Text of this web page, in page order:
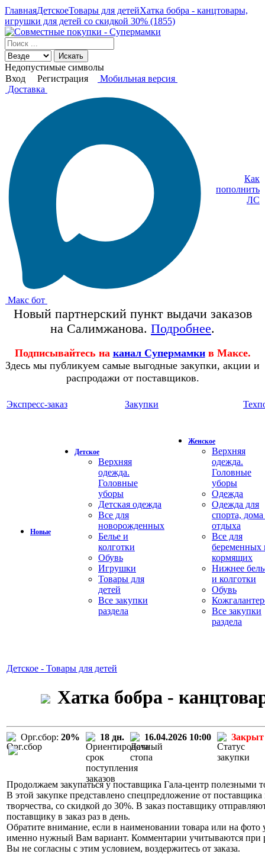
ГлавнаяДетскоеТовары для детейХатка бобра - канцтовары,
игрушки для детей со скидкой 30% (1855)
Искать
Недопустимые символы
Вход
Регистрация
Мобильная версия
Доставка
Макс бот
Как
пополнить
ЛС
Новый партнерский пункт выдачи заказов
на Салимжанова. Подробнее.
Подписывайтесь на канал Супермамки в Максе.
Здесь мы публикуем самые выгодные закупки, акции и
распродажи от поставщиков.
Экспресс-заказ Закупки
Новые
Детское
Верхняя
одежда.
Головные
уборы
Детская одежда
Все для
новорожденных
Белье и
колготки
Обувь
Игрушки
Товары для
детей
Все закупки
раздела
Женское
Верхняя
одежда.
Головные
уборы
Одежда
Одежда для
спорта,
отдыха
Все для
беременных
кормящих
Нижнее
и колготки
Обувь
Все закупки
раздела
Детское - Товары для детей
Хатка бобра -
Орг.сбор: 20% 18 дн. 16.04.2026 10:00 Закрыт
Продолжаем закупаться у поставщика Гала-центр полезными
В этой закупке представлено спецпредложение от
творчества, со скидкой до 30%. В заказ поставщику
поставщику в заказ раз в день.
Обратите внимание, если в наименовании товара или на фото
именно нужный Вам вариант. Комментарии учитываются при
Вы не согласны с этим условием, воздержитесь от заказа.